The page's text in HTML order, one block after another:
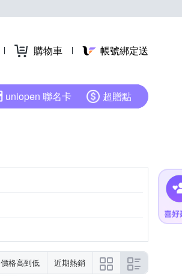
購物車 帳號綁定送
uniopen 聯名卡 超贈點
價格高到低 近期熱銷